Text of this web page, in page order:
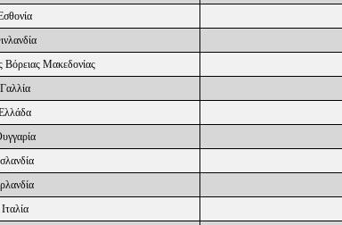
Βόρειας Μακεδονίας
Γαλλία
Ιταλία